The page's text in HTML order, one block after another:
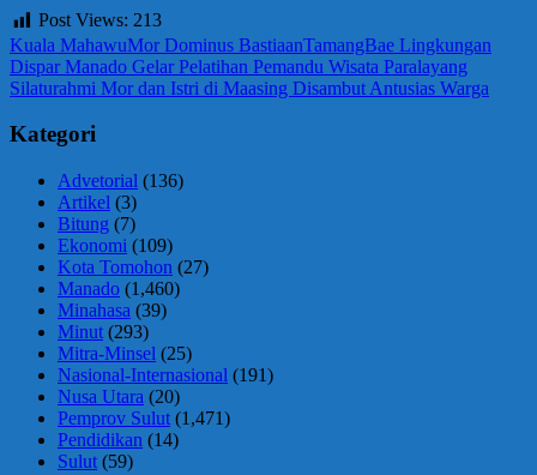
Post Views: 213
Kuala MahawuMor Dominus BastiaanTamangBae Lingkungan
Navigasi
pos
Previous
Post:
Dispar Manado Gelar Pelatihan Pemandu Wisata Paralayang
Next
Silaturahmi Mor dan Istri di Maasing Disambut Antusias Warga
Kategori
Advetorial (136)
Artikel (3)
Bitung (7)
Ekonomi (109)
Kota Tomohon (27)
Manado (1,460)
Minahasa (39)
Minut (293)
Mitra-Minsel (25)
Nasional-Internasional (191)
Nusa Utara (20)
Pemprov Sulut (1,471)
Pendidikan (14)
Sulut (59)